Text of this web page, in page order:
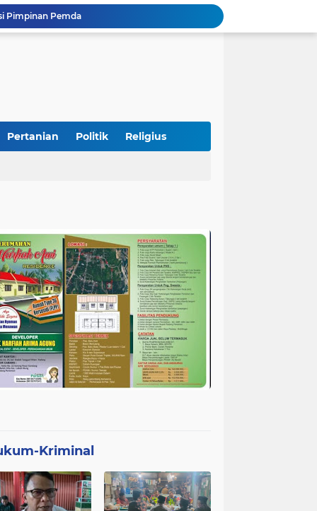
Pimpinan Pemda
Tingkatkan PAD, UPTD PPD Kota Pariaman Luncurkan Program "SAJUMPA"
Rombongan Jemput Aspirasi
Rumah Korban Yang Tertimpa Pohon
Pertanian Politik Religius
Kriminal